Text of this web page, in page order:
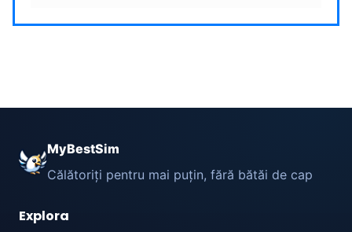
MyBestSim
Călătoriți pentru mai puțin, fără bătăi de cap
Explora